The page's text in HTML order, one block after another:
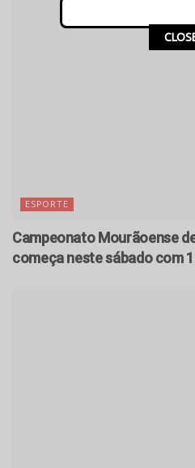
ESPORTE
Campeonato Mourãoense
começa neste sábado com